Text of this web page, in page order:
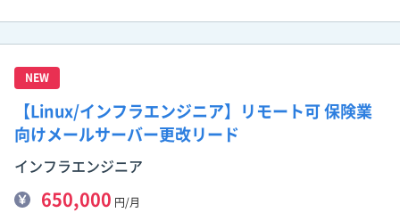
NEW
【Linux/インフラエンジニア】リモート可 保険業
向けメールサーバー更改リード
インフラエンジニア
650,000 円/月